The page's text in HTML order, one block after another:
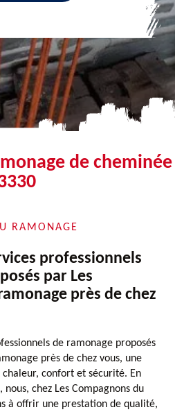
de cheminée
RAMONAGE
professionnels
par Les
près de chez
de ramonage proposés
près de chez vous, une
confort et sécurité. En
nous, chez Les Compagnons du
à offrir une prestation de qualité,